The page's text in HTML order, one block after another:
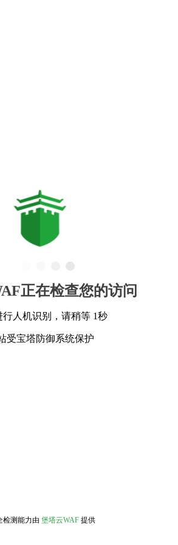
正在检查您的访问
行人机识别，请稍等 1秒
受宝塔防御系统保护
检测能力由 堡塔云WAF 提供